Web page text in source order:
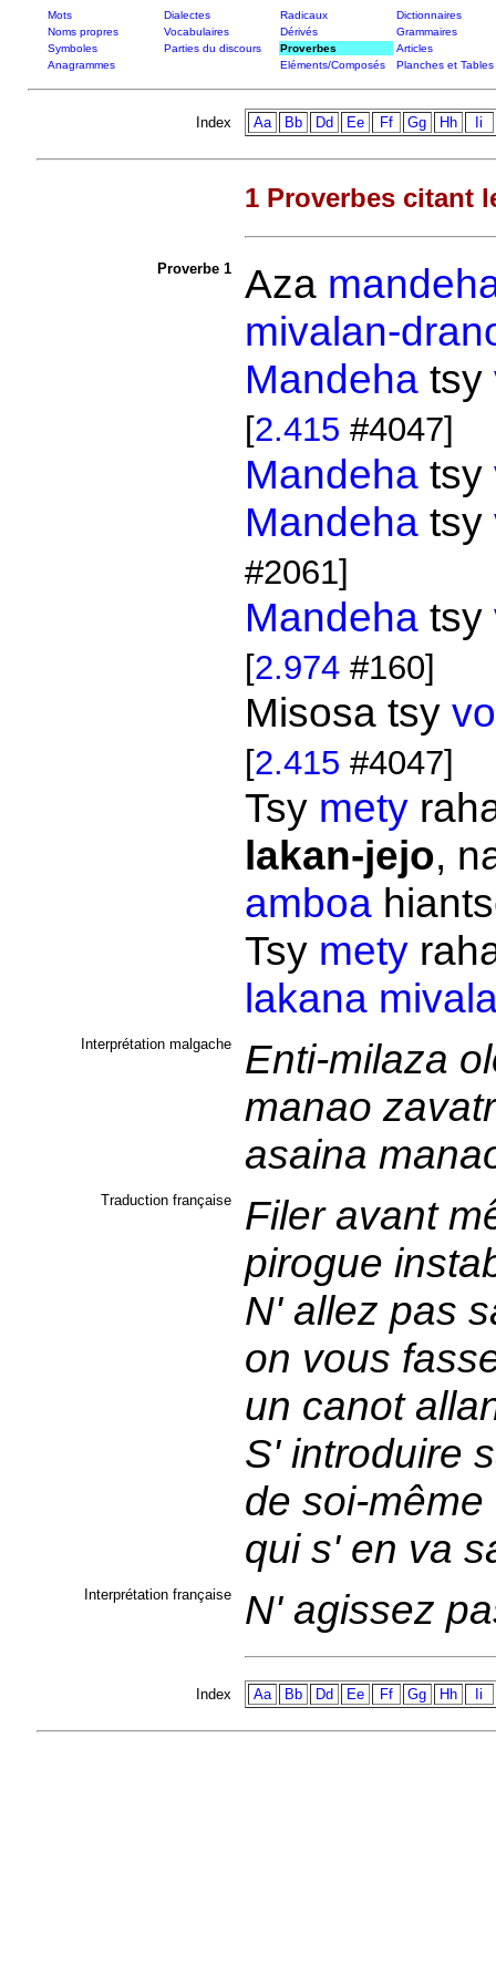
Mots Dialectes Radicaux
Dictionnaires
Noms propres
Vocabulaires Dérivés
Grammaires
Symboles
Parties du discours Proverbes
Articles
Anagrammes
Eléments/Composés Planches et Tables
Index Aa Bb Dd Ee Ff Gg Hh Ii
1 Proverbes citant
Proverbe 1 Aza
mivalan-
Mandehatsy
[2.415 #4047]
Mandehatsy
Mandehatsy
#2061]
Mandehatsy
[2.974#160]
Misosa tsy
[2.415 #4047]
Tsy mety
lakan-jejo,
amboa
Tsy mety
lakana
Interprétation malgache
Enti-milaza
manao
asaina
Traduction française
Filer avant
pirogue
N' allez pas
on vous
un canot
S' introduire
de soi-
qui s' en va
Interprétation française N' agissez
Index Aa Bb Dd Ee Ff Gg Hh Ii